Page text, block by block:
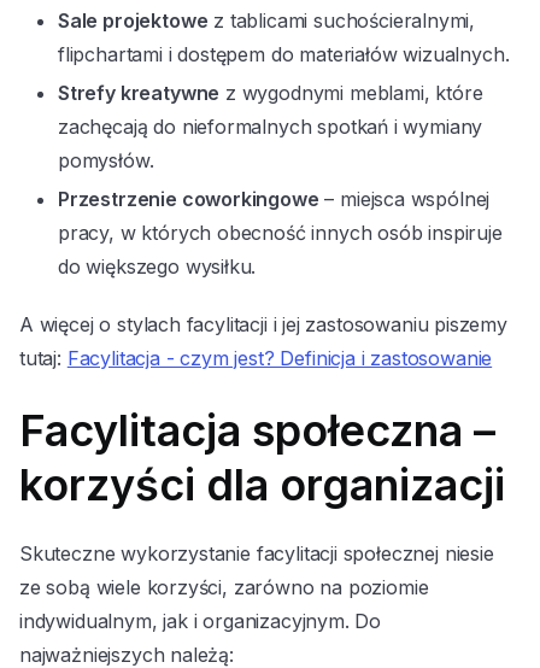
Sale projektowe z tablicami suchościeralnymi,
flipchartami i dostępem do materiałów wizualnych.
Strefy kreatywne z wygodnymi meblami, które
zachęcają do nieformalnych spotkań i wymiany
pomysłów.
Przestrzenie coworkingowe – miejsca wspólnej
pracy, w których obecność innych osób inspiruje
do większego wysiłku.
A więcej o stylach facylitacji i jej zastosowaniu piszemy
tutaj: Facylitacja - czym jest? Definicja i zastosowanie
Facylitacja społeczna –
korzyści dla organizacji
Skuteczne wykorzystanie facylitacji społecznej niesie
ze sobą wiele korzyści, zarówno na poziomie
indywidualnym, jak i organizacyjnym. Do
najważniejszych należą: